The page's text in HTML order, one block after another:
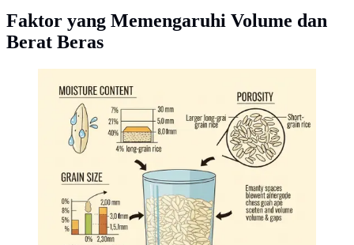
Faktor yang Memengaruhi Volume dan
Berat Beras